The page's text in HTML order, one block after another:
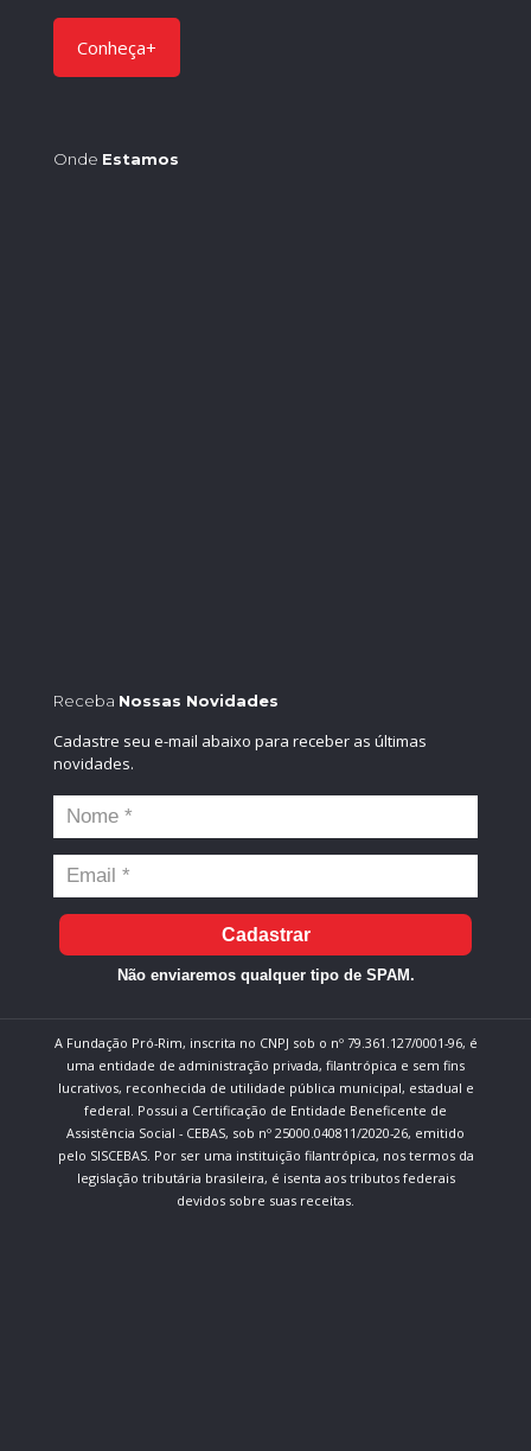
Conheça+
Onde Estamos
Receba Nossas Novidades
Cadastre seu e-mail abaixo para receber as últimas
novidades.
Cadastrar
Não enviaremos qualquer tipo de SPAM.
A Fundação Pró-Rim, inscrita no CNPJ sob o nº 79.361.127/0001-96, é
uma entidade de administração privada, filantrópica e sem fins
lucrativos, reconhecida de utilidade pública municipal, estadual e
federal. Possui a Certificação de Entidade Beneficente de
Assistência Social - CEBAS, sob nº 25000.040811/2020-26, emitido
pelo SISCEBAS. Por ser uma instituição filantrópica, nos termos da
legislação tributária brasileira, é isenta aos tributos federais
devidos sobre suas receitas.